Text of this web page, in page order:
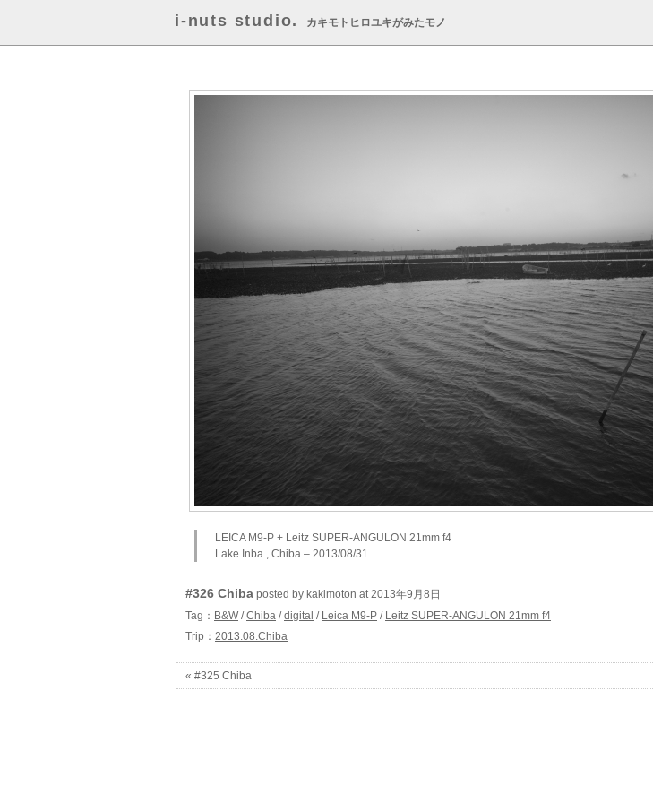
i-nuts studio. カキモトヒロユキがみたモノ
LEICA M9-P + Leitz SUPER-ANGULON 21mm f4
Lake Inba , Chiba – 2013/08/31
#326 Chiba posted by kakimoton at 2013年9月8日
Tag： B&W /Chiba /digital / Leica M9-P / Leitz SUPER-ANGULON 21mm f4
Trip： 2013.08.Chiba
« #325 Chiba